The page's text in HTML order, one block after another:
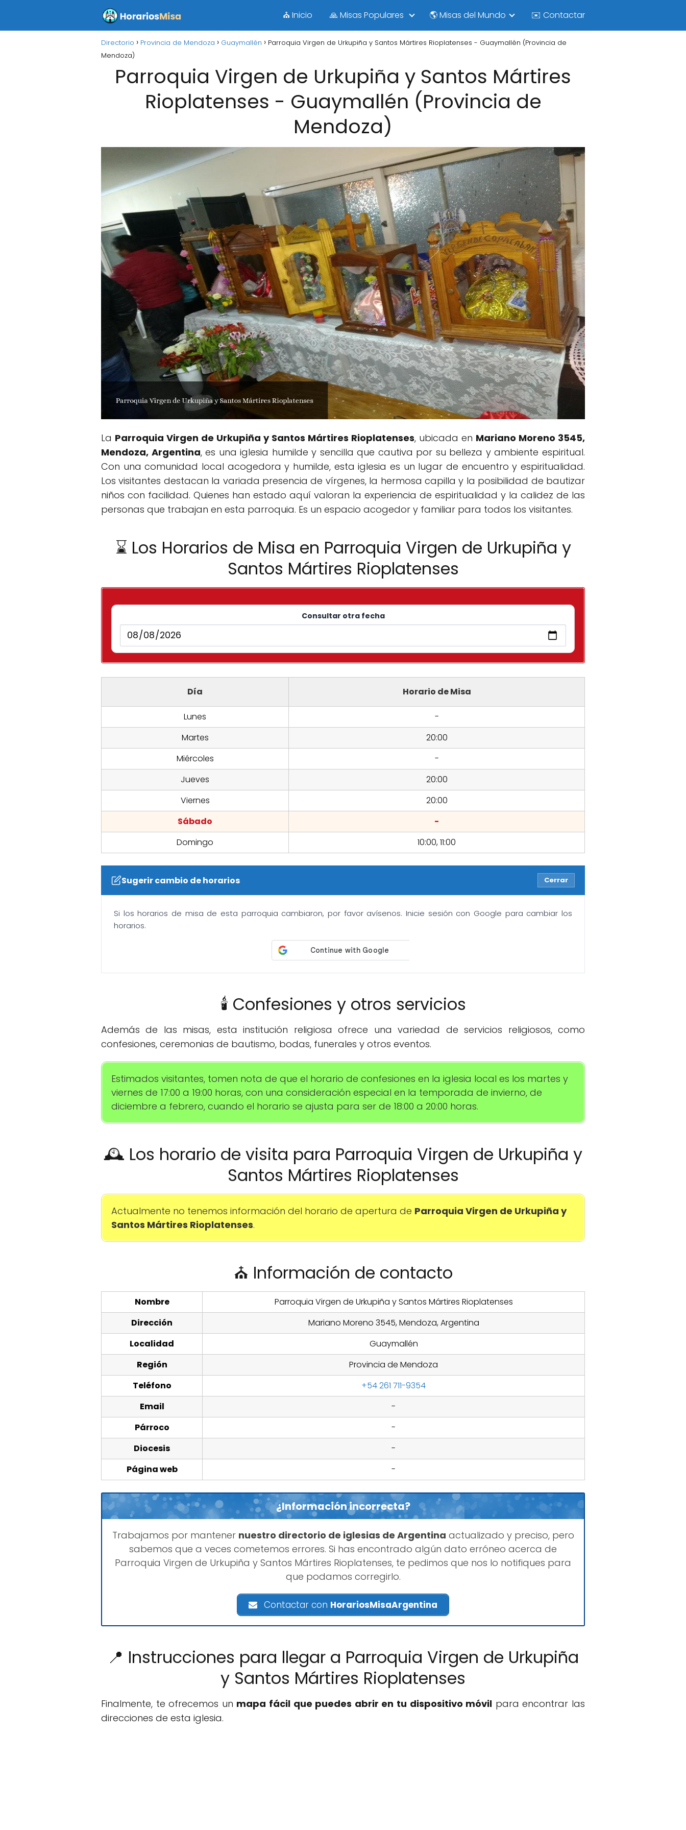
⛪ Inicio 🙏 Misas Populares 🌎 Misas del Mundo ✉️ Contactar
Directorio Provincia de Mendoza Guaymallén
Parroquia Virgen de Urkupiña y Santos Mártires Rioplatenses - Guaymallén (Provincia de
Mendoza)
Parroquia Virgen de Urkupiña y Santos Mártires
Rioplatenses - Guaymallén (Provincia de
Mendoza)
La Parroquia Virgen de Urkupiña y Santos Mártires Rioplatenses, ubicada en Mariano Moreno 3545,
Mendoza, Argentina, es una iglesia humilde y sencilla que cautiva por su belleza y ambiente espiritual.
Con una comunidad local acogedora y humilde, esta iglesia es un lugar de encuentro y espiritualidad.
Los visitantes destacan la variada presencia de vírgenes, la hermosa capilla y la posibilidad de bautizar
niños con facilidad. Quienes han estado aquí valoran la experiencia de espiritualidad y la calidez de las
personas que trabajan en esta parroquia. Es un espacio acogedor y familiar para todos los visitantes.
⌛ Los Horarios de Misa en Parroquia Virgen de Urkupiña y
Santos Mártires Rioplatenses
Consultar otra fecha
Día Horario de Misa
Lunes
-
Martes
20:00
Miércoles
-
Jueves
20:00
Viernes
20:00
Sábado
-
Domingo
10:00, 11:00
Sugerir cambio de horarios Cerrar
Si los horarios de misa de esta parroquia cambiaron, por favor avísenos. Inicie sesión con Google para cambiar los
horarios.
🕯️ Confesiones y otros servicios
Además de las misas, esta institución religiosa ofrece una variedad de servicios religiosos, como
confesiones, ceremonias de bautismo, bodas, funerales y otros eventos.
Estimados visitantes, tomen nota de que el horario de confesiones en la iglesia local es los martes y
viernes de 17:00 a 19:00 horas, con una consideración especial en la temporada de invierno, de
diciembre a febrero, cuando el horario se ajusta para ser de 18:00 a 20:00 horas.
🕰️ Los horario de visita para Parroquia Virgen de Urkupiña y
Santos Mártires Rioplatenses
Actualmente no tenemos información del horario de apertura de Parroquia Virgen de Urkupiña y
Santos Mártires Rioplatenses.
⛪ Información de contacto
Nombre
Parroquia Virgen de Urkupiña y Santos Mártires Rioplatenses
Dirección
Mariano Moreno 3545, Mendoza, Argentina
Localidad
Guaymallén
Región
Provincia de Mendoza
Teléfono
+54 261 711-9354
Email
-
Párroco
-
Diocesis
-
Página web
-
¿Información incorrecta?
Trabajamos por mantener nuestro directorio de iglesias de Argentina actualizado y preciso, pero
sabemos que a veces cometemos errores. Si has encontrado algún dato erróneo acerca de
Parroquia Virgen de Urkupiña y Santos Mártires Rioplatenses, te pedimos que nos lo notifiques para
que podamos corregirlo.
Contactar con HorariosMisaArgentina
📍 Instrucciones para llegar a Parroquia Virgen de Urkupiña
y Santos Mártires Rioplatenses
Finalmente, te ofrecemos un mapa fácil que puedes abrir en tu dispositivo móvil para encontrar las
direcciones de esta iglesia.